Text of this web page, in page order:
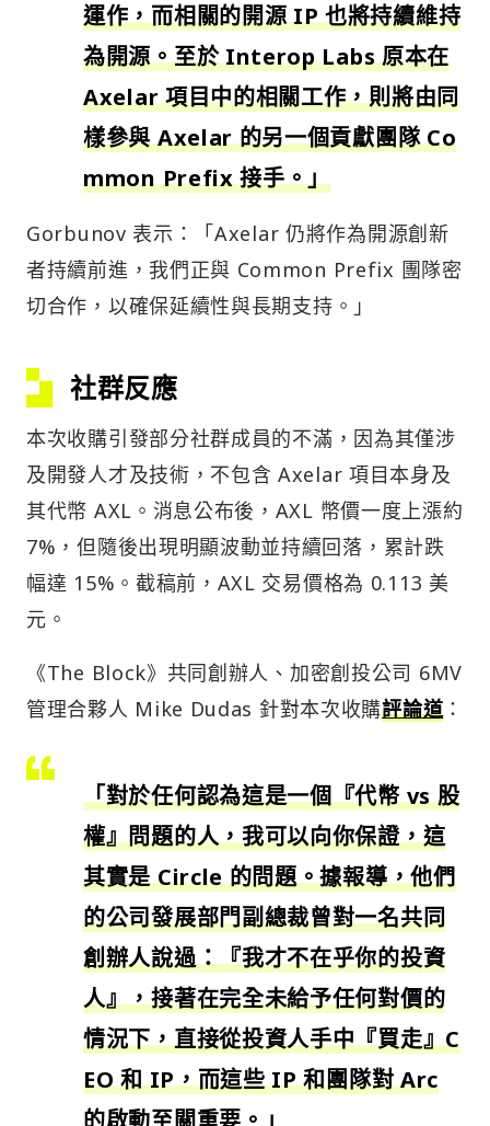
運作，而相關的開源 IP 也將持續維持
為開源。至於 Interop Labs 原本在
Axelar 項目中的相關工作，則將由同
樣參與 Axelar 的另一個貢獻團隊 Co
mmon Prefix 接手。」
Gorbunov 表示：「Axelar 仍將作為開源創新
者持續前進，我們正與 Common Prefix 團隊密
切合作，以確保延續性與長期支持。」
社群反應
本次收購引發部分社群成員的不滿，因為其僅涉
及開發人才及技術，不包含 Axelar 項目本身及
其代幣 AXL。消息公布後，AXL 幣價一度上漲約
7%，但隨後出現明顯波動並持續回落，累計跌
幅達 15%。截稿前，AXL 交易價格為 0.113 美
元。
《The Block》共同創辦人、加密創投公司 6MV
管理合夥人 Mike Dudas 針對本次收購評論道：
「對於任何認為這是一個『代幣 vs 股
權』問題的人，我可以向你保證，這
其實是 Circle 的問題。據報導，他們
的公司發展部門副總裁曾對一名共同
創辦人說過：『我才不在乎你的投資
人』，接著在完全未給予任何對價的
情況下，直接從投資人手中『買走』C
EO 和 IP，而這些 IP 和團隊對 Arc